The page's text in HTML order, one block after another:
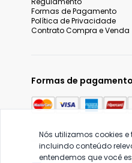
Formas de Pagamento
Política de Privacidade
Contrato Compra e Venda
Formas de pagamento
Nós utilizamos cookies
incluindo conteúdo
entendemos que você